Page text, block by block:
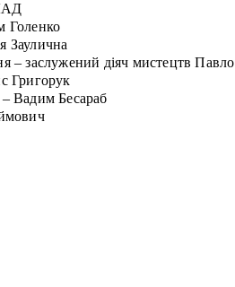
Голенко
Заулична
– заслужений діяч мистецтв Павло
Григорук
Вадим Бесараб